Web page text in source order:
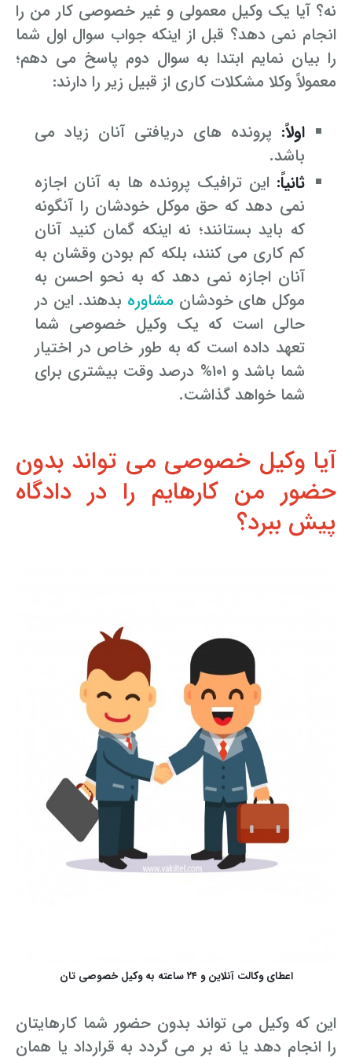
انتشار تصویر و فیلم اشخاص
مشاوره حقوقی جرم هک
مشاوره حقوقی جرم لواط
لواط دانش آموزان در مدرسه
مشاوره حقوقی جرایم امنیتی داخلی و خارجی
اسید پاشی منتهی به صدمه
مشاوره حقوقی جرم کشف حجاب
مشاوره حقوقی جرم توهین به مقدسات مذهبی
جرم روزه خواری در ماه رمضان
اهانت به مقدسات مذهبی
اهانت شدید به مقدسات (ساب النبی)
اسید پاشی منتهی به از کار افتادن عضو
استفاده حمل نگهداری تعمیر ماهواره
مجازات حمل اسلحه بدون مجوز
مجازات شکار غیر مجاز
تبانی در معاملات دولتی
مشاوره حقوقی جرم خودکشی
مشاوره حقوقی آلودگی محیط زیست
مشاوره حقوقی مزاحمت واتساپی
اعاده دادرسی در دعوی حقوقی (غیر مالی)
اعاده دادرسی در دعوی حقوقی (مالی)
مشاوره رایگان با وکیل مواد مخدر
وکیل مواد مخدر
قانون آلودگی صوتی
شکایت از آلودگی صوتی
وکیل کیفری آنلاین
مشاوره حقوقی تخریب
رفع بلاتکلیفی زن در طلاق
آموزش طلاق برای ازدواج با مرد بهتر
وکیل مرد برای طلاق
حکم طلاق ۵ ساعته
همه چیز درباره عده طلاق بائن خلعی
اعلام آمادگی برای طلاق
چگونه طلاق بخواهیم؟
وکیل طلاق در گلستان
وکیل طلاق در اهواز
وکیل طلاق در تبریز
وکیل طلاق در مازندران
وکیل طلاق کرج
وکیل طلاق خیانتی
وکیل ماهر برای طلاق
وکیل طلاق مشاوره رایگان
نه؟ آیا یک وکیل معمولی و غیر خصوصی کار من را
انجام نمی دهد؟ قبل از اینکه جواب سوال اول شما
را بیان نمایم ابتدا به سوال دوم پاسخ می دهم؛
معمولاً وکلا مشکلات کاری از قبیل زیر را دارند:
اولاً: پرونده های دریافتی آنان زیاد می
باشد.
ثانیاً: این ترافیک پرونده ها به آنان اجازه
نمی دهد که حق موکل خودشان را آنگونه
که باید بستانند؛ نه اینکه گمان کنید آنان
کم کاری می کنند، بلکه کم بودن وقشان به
آنان اجازه نمی دهد که به نحو احسن به
موکل های خودشان مشاوره بدهند. این در
حالی است که یک وکیل خصوصی شما
تعهد داده است که به طور خاص در اختیار
شما باشد و ۱۰۱% درصد وقت بیشتری برای
شما خواهد گذاشت.
آیا وکیل خصوصی می تواند بدون
حضور من کارهایم را در دادگاه
پیش ببرد؟
اعطای وکالت آنلاین و ۲۴ ساعته به وکیل خصوصی تان
این که وکیل می تواند بدون حضور شما کارهایتان
را انجام دهد یا نه بر می گردد به قرارداد یا همان